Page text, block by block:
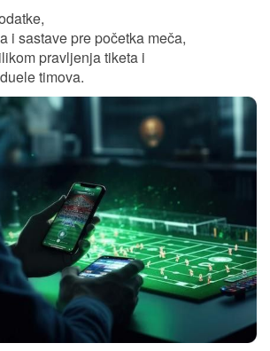
i sastave pre početka meča,
pravljenja tiketa i
timova.